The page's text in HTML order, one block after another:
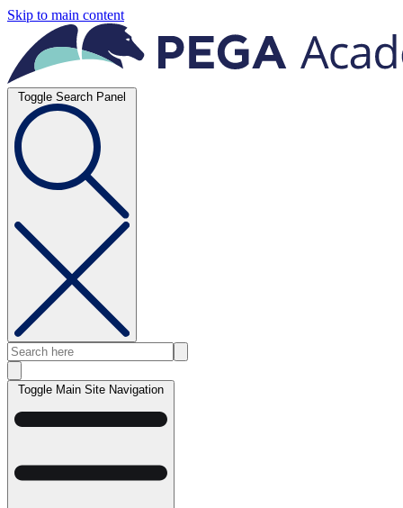
Skip to main content
Toggle Search Panel
Toggle Main Site Navigation